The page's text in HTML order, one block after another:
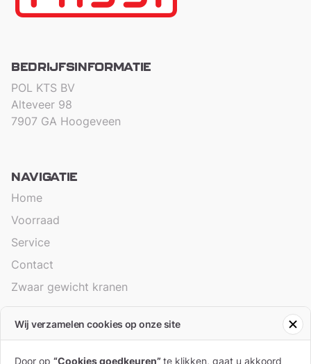
BEDRIJFSINFORMATIE
POL KTS BV
Alteveer 98
7907 GA Hoogeveen
NAVIGATIE
Home
Voorraad
Service
Contact
Zwaar gewicht kranen
ALGEMEEN
Wij verzamelen cookies op onze site
Door op “Cookies goedkeuren” te klikken, gaat u akkoord